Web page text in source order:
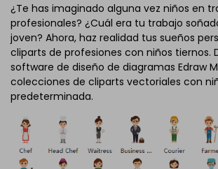
¿Te has imaginado alguna vez niños en
profesionales? ¿Cuál era tu trabajo
joven? Ahora, haz realidad tus sueños
cliparts de profesiones con niños tiernos.
software de diseño de diagramas Edraw
colecciones de cliparts vectoriales con
predeterminada.